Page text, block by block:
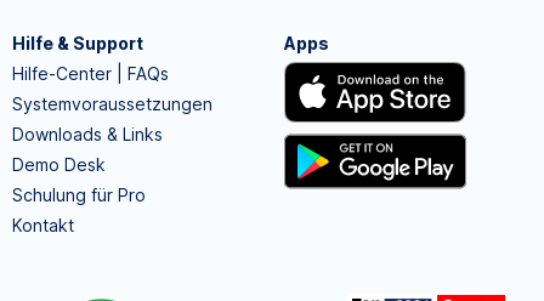
Hilfe & Support
Hilfe-Center | FAQs
Systemvoraussetzungen
Downloads & Links
Demo Desk
Schulung für Pro
Kontakt
Apps